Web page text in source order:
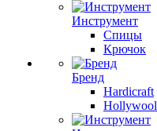
Инструмент
Спицы
Крючок
Бренд
Hardicraft
Hollywool